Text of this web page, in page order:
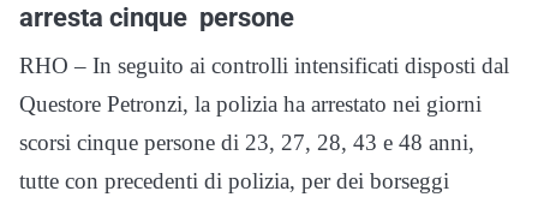
arresta cinque persone
RHO – In seguito ai controlli intensificati disposti dal
Questore Petronzi, la polizia ha arrestato nei giorni
scorsi cinque persone di 23, 27, 28, 43 e 48 anni,
tutte con precedenti di polizia, per dei borseggi